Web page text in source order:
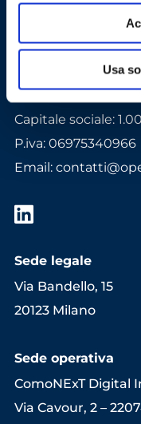
Usa
Gruppo Openlogs
Capitale sociale:
P.iva: 06975340966
Email:
Sede legale
Via Bandello, 15
20123 Milano
Sede operativa
ComoNExT Digital
Via Cavour, 2 –